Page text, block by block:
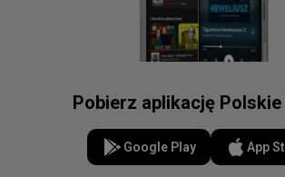
Pobierz aplikację Polskie
Google Play App